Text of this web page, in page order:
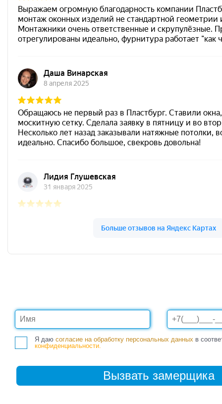
Я даю согласие на обработку персональных данных в
конфиденциальности.